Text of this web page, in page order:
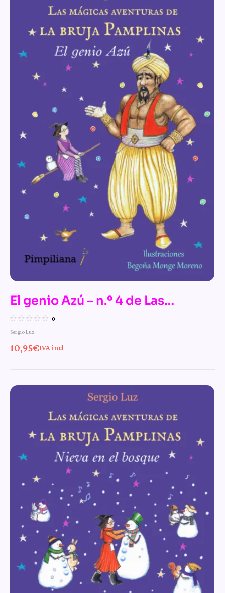
El genio Azú – n.º 4 de Las
mágicas aventuras de la bruja
Pamplinas
0
Sergio Luz
10,95€IVA incl